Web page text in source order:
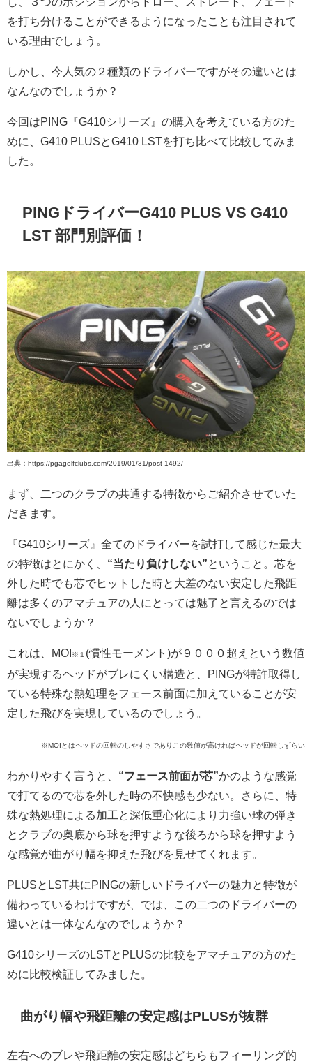
を打ち分けることができるようになったことも注目されて
いる理由でしょう。
しかし、今人気の２種類のドライバーですがその違いとは
なんなのでしょうか？
今回はPING『G410シリーズ』の購入を考えている方のた
めに、G410 PLUSとG410 LSTを打ち比べて比較してみま
した。
PINGドライバーG410 PLUS VS G410
LST 部門別評価！
出典：https://pgagolfclubs.com/2019/01/31/post-1492/
まず、二つのクラブの共通する特徴からご紹介させていた
だきます。
『G410シリーズ』全てのドライバーを試打して感じた最大
の特徴はとにかく、 “当たり負けしない” ということ。芯を
外した時でも芯でヒットした時と大差のない安定した飛距
離は多くのアマチュアの人にとっては魅了と言えるのでは
ないでしょうか？
これは、MOI ※１ (慣性モーメント)が９０００超えという数値
が実現するヘッドがブレにくい構造と、PINGが特許取得し
ている特殊な熱処理をフェース前面に加えていることが安
定した飛びを実現しているのでしょう。
※MOIとはヘッドの回転のしやすさでありこの数値が高ければヘッドが回転しずらい
わかりやすく言うと、 “フェース前面が芯”かのような感覚
で打てるので芯を外した時の不快感も少ない。さらに、特
殊な熱処理による加工と深低重心化により力強い球の弾き
とクラブの奥底から球を押すような後ろから球を押すよう
な感覚が曲がり幅を抑えた飛びを見せてくれます。
PLUSとLST共にPINGの新しいドライバーの魅力と特徴が
備わっているわけですが、では、この二つのドライバーの
違いとは一体なんなのでしょうか？
G410シリーズのLSTとPLUSの比較をアマチュアの方のた
めに比較検証してみました。
曲がり幅や飛距離の安定感はPLUSが抜群
左右へのブレや飛距離の安定感はどちらもフィーリング的